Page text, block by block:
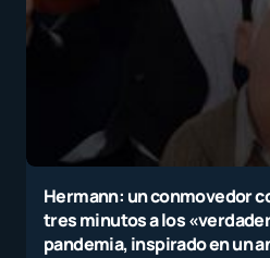
Hermann: un conmovedor
tres minutos a los
pandemia, inspirado en un